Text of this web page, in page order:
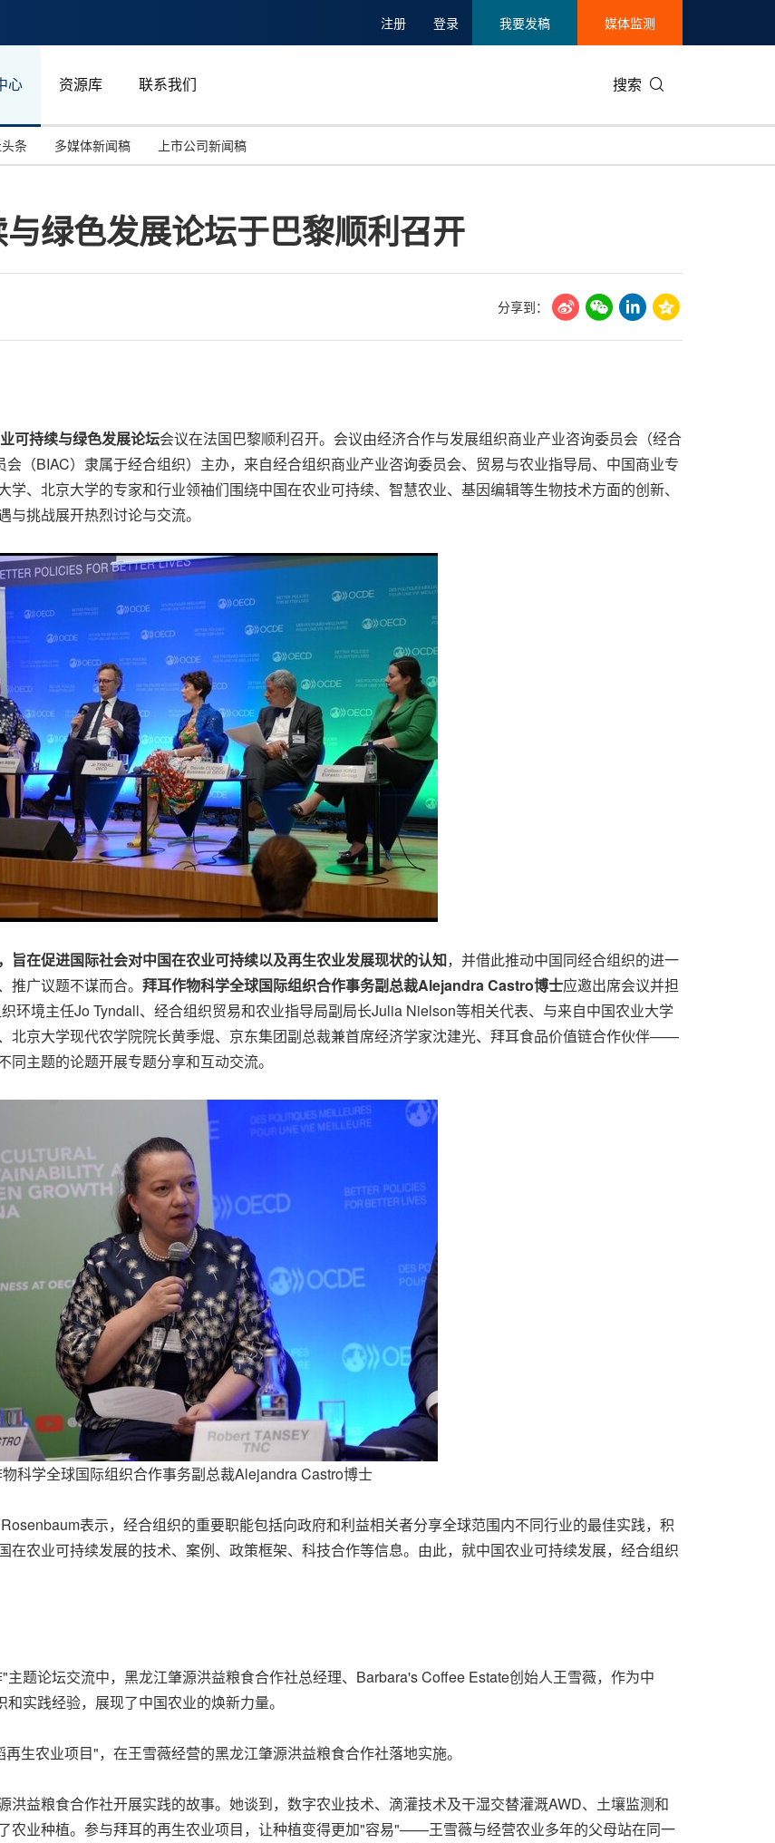
注册 登录 我要发稿 媒体监测
心 资源库 联系我们 搜索
投资并购
美国临床肿瘤学会(ASCO)
能源化工与环保
马来西亚
条 多媒体新闻稿 上市公司新闻稿
绿色发展论坛于巴黎顺利召开
分享到：
可持续与绿色发展论坛会议在法国巴黎顺利召开。会议由经济合作与发展组织商业产业咨询委员会（经合
（BIAC）隶属于经合组织）主办，来自经合组织商业产业咨询委员会、贸易与农业指导局、中国商业专
、北京大学的专家和行业领袖们围绕中国在农业可持续、智慧农业、基因编辑等生物技术方面的创新、
挑战展开热烈讨论与交流。
在促进国际社会对中国在农业可持续以及再生农业发展现状的认知，并借此推动中国同经合组织的进一
广议题不谋而合。 拜耳作物科学全球国际组织合作事务副总裁Alejandra Castro博士应邀出席会议并担
环境主任Jo Tyndall、经合组织贸易和农业指导局副局长Julia Nielson等相关代表、与来自中国农业大学
北京大学现代农学院院长黄季焜、京东集团副总裁兼首席经济学家沈建光、拜耳食品价值链合作伙伴——
主题的论题开展专题分享和互动交流。
科学全球国际组织合作事务副总裁Alejandra Castro博士
表示，经合组织的重要职能包括向政府和利益相关者分享全球范围内不同行业的最佳实践，积
农业可持续发展的技术、案例、政策框架、科技合作等信息。由此，就中国农业可持续发展，经合组织
题论坛交流中，黑龙江肇源洪益粮食合作社总经理、Barbara's Coffee Estate创始人王雪薇，作为中
实践经验，展现了中国农业的焕新力量。
生农业项目"，在王雪薇经营的黑龙江肇源洪益粮食合作社落地实施。
益粮食合作社开展实践的故事。她谈到，数字农业技术、滴灌技术及干湿交替灌溉AWD、土壤监测和
农业种植。参与拜耳的再生农业项目，让种植变得更加"容易"——王雪薇与经营农业多年的父母站在同一